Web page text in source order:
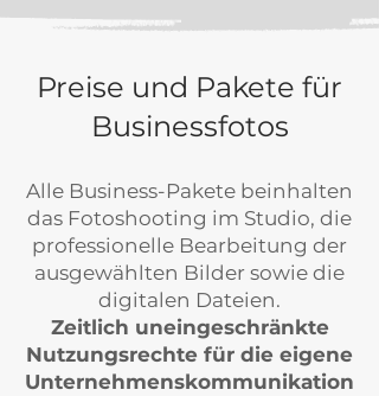
Preise und Pakete für
Businessfotos
Alle Business-Pakete beinhalten
das Fotoshooting im Studio, die
professionelle Bearbeitung der
ausgewählten Bilder sowie die
digitalen Dateien.
Zeitlich uneingeschränkte
Nutzungsrechte für die eigene
Unternehmenskommunikation